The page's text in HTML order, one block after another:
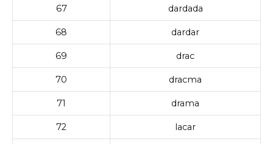
67 dardada
68 dardar
69 drac
70 dracma
71 drama
72 lacar